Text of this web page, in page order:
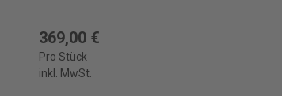
369,00 €
Pro Stück
inkl. MwSt.